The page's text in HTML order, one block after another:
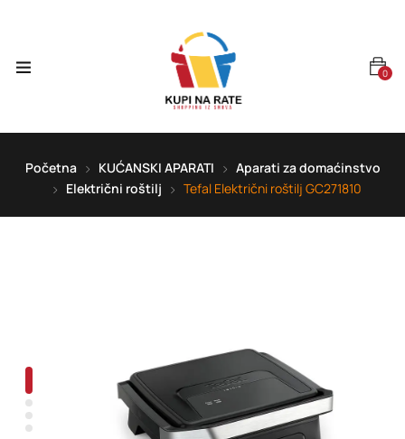
0
Početna KUĆANSKI APARATI
Aparati za domaćinstvo
Električni roštilj
Tefal Električni roštilj GC271810